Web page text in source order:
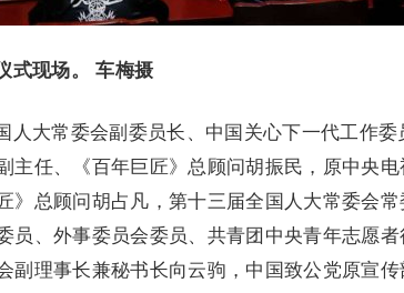
式现场。 车梅摄
人大常委会副委员长、中国关心下一代工作
主任、《百年巨匠》总顾问胡振民，原中央
》总顾问胡占凡，第十三届全国人大常委会
员、外事委员会委员、共青团中央青年志愿
副理事长兼秘书长向云驹，中国致公党原宣